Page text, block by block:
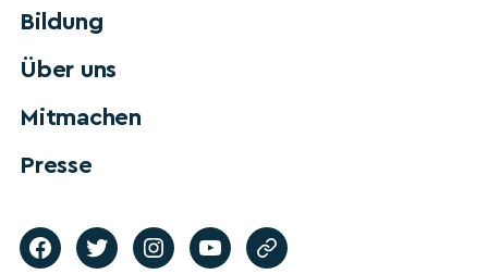
Bildung
Über uns
Mitmachen
Presse